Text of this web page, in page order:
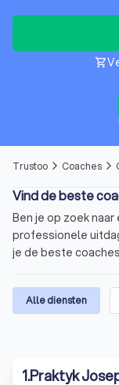
shopping_cart
Trustoo arrow_forward_ios Coaches arrow_forward_ios
Vind de beste
Ben je op zoek
professionele
je de beste
Musselkanaal, bij
gekwalificeerde
Musselkanaal via
je op een rij
Alle diensten
1.Praktyk